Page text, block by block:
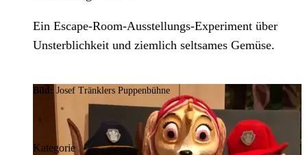
Ein Escape-Room-Ausstellungs-Experiment über
Unsterblichkeit und ziemlich seltsames Gemüse.
Bild:Josef Tränklers Puppenbühne
Kategorie